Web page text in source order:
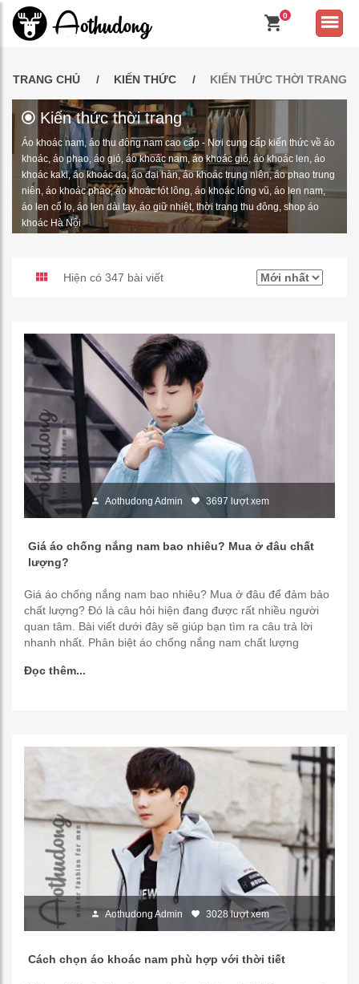
0
TRANG CHỦ KIẾN THỨC KIẾN THỨC THỜI TRANG
Kiến thức thời trang
Áo khoác nam, áo thu đông nam cao cấp - Nơi cung cấp kiến thức về áo
khoác, áo phao, áo gió, áo khoác nam, áo khoác gió, áo khoác len, áo
khoác kaki, áo khoác dạ, áo đại hàn, áo khoác trung niên, áo phao trung
niên, áo khoác phao, áo khoác lót lông, áo khoác lông vũ, áo len nam,
áo len cổ lọ, áo len dài tay, áo giữ nhiệt, thời trang thu đông, shop áo
khoác Hà Nội
Hiện có 347 bài viết
Aothudong Admin 3697 lượt xem
Giá áo chống nắng nam bao nhiêu? Mua ở đâu chất
lượng?
Giá áo chống nắng nam bao nhiêu? Mua ở đâu để đảm bảo
chất lượng? Đó là câu hỏi hiện đang được rất nhiều người
quan tâm. Bài viết dưới đây sẽ giúp bạn tìm ra câu trả lời
nhanh nhất. Phân biệt áo chống nắng nam chất lượng
Đọc thêm...
Aothudong Admin 3028 lượt xem
Cách chọn áo khoác nam phù hợp với thời tiết